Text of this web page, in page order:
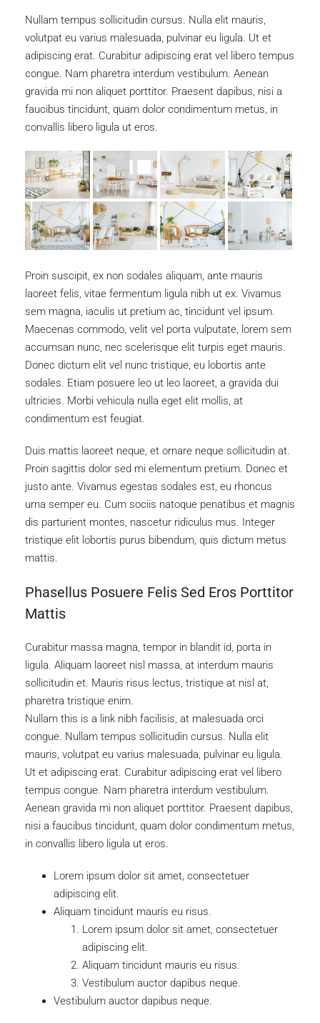
Nullam tempus sollicitudin cursus. Nulla elit mauris,
volutpat eu varius malesuada, pulvinar eu ligula. Ut et
adipiscing erat. Curabitur adipiscing erat vel libero tempus
congue. Nam pharetra interdum vestibulum. Aenean
gravida mi non aliquet porttitor. Praesent dapibus, nisi a
faucibus tincidunt, quam dolor condimentum metus, in
convallis libero ligula ut eros.
Proin suscipit, ex non sodales aliquam, ante mauris
laoreet felis, vitae fermentum ligula nibh ut ex. Vivamus
sem magna, iaculis ut pretium ac, tincidunt vel ipsum.
Maecenas commodo, velit vel porta vulputate, lorem sem
accumsan nunc, nec scelerisque elit turpis eget mauris.
Donec dictum elit vel nunc tristique, eu lobortis ante
sodales. Etiam posuere leo ut leo laoreet, a gravida dui
ultricies. Morbi vehicula nulla eget elit mollis, at
condimentum est feugiat.
Duis mattis laoreet neque, et ornare neque sollicitudin at.
Proin sagittis dolor sed mi elementum pretium. Donec et
justo ante. Vivamus egestas sodales est, eu rhoncus
urna semper eu. Cum sociis natoque penatibus et magnis
dis parturient montes, nascetur ridiculus mus. Integer
tristique elit lobortis purus bibendum, quis dictum metus
mattis.
Phasellus Posuere Felis Sed Eros Porttitor
Mattis
Curabitur massa magna, tempor in blandit id, porta in
ligula. Aliquam laoreet nisl massa, at interdum mauris
sollicitudin et. Mauris risus lectus, tristique at nisl at,
pharetra tristique enim.
Nullam this is a link nibh facilisis, at malesuada orci
congue. Nullam tempus sollicitudin cursus. Nulla elit
mauris, volutpat eu varius malesuada, pulvinar eu ligula.
Ut et adipiscing erat. Curabitur adipiscing erat vel libero
tempus congue. Nam pharetra interdum vestibulum.
Aenean gravida mi non aliquet porttitor. Praesent dapibus,
nisi a faucibus tincidunt, quam dolor condimentum metus,
in convallis libero ligula ut eros.
Lorem ipsum dolor sit amet, consectetuer
adipiscing elit.
Aliquam tincidunt mauris eu risus.
Lorem ipsum dolor sit amet, consectetuer
adipiscing elit.
Aliquam tincidunt mauris eu risus.
Vestibulum auctor dapibus neque.
Vestibulum auctor dapibus neque.